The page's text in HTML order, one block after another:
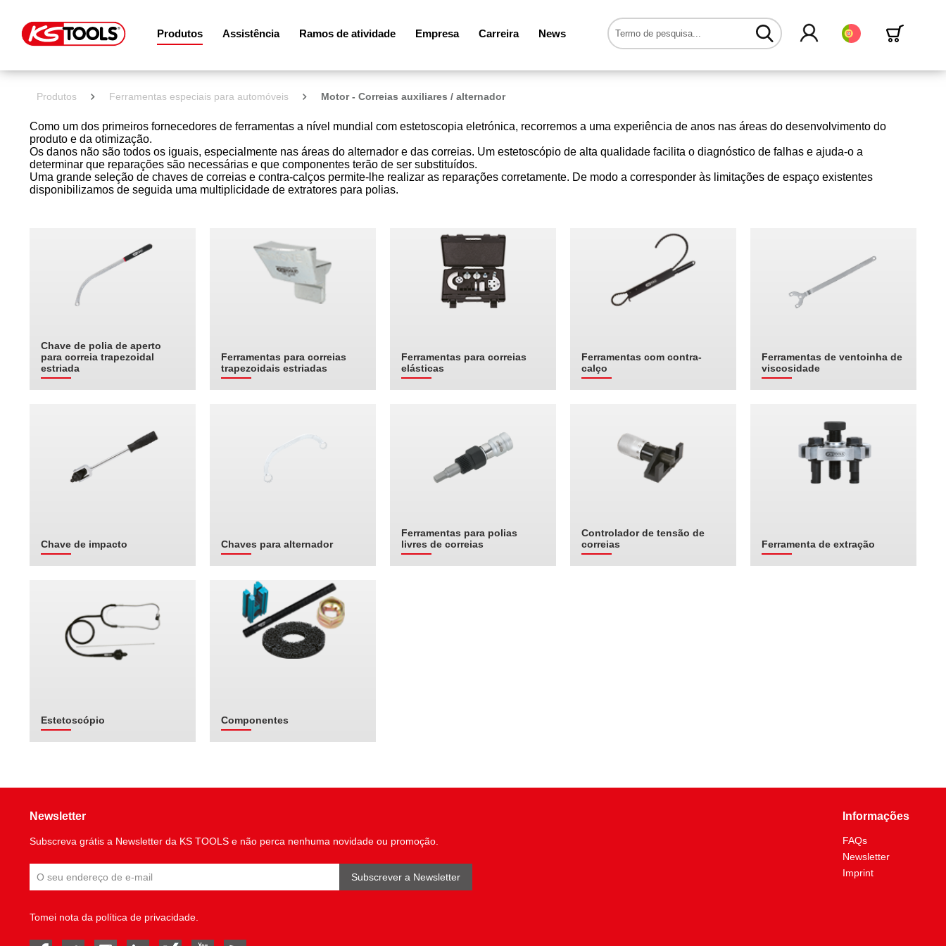
Produtos Assistência Ramos de atividade Empresa Carreira News Português
Produtos Ferramentas especiais para automóveis Motor - Correias auxiliares / alternador
Como um dos primeiros fornecedores de ferramentas a nível mundial com estetoscopia eletrónica, recorremos a uma experiência de anos nas áreas do desenvolvimento do
produto e da otimização.
Os danos não são todos os iguais, especialmente nas áreas do alternador e das correias. Um estetoscópio de alta qualidade facilita o diagnóstico de falhas e ajuda-o a
determinar que reparações são necessárias e que componentes terão de ser substituídos.
Uma grande seleção de chaves de correias e contra-calços permite-lhe realizar as reparações corretamente. De modo a corresponder às limitações de espaço existentes
disponibilizamos de seguida uma multiplicidade de extratores para polias.
Chave de polia de aperto
para correia trapezoidal
estriada
Ferramentas para correias
trapezoidais estriadas
Ferramentas para correias
elásticas
Ferramentas com contra-
calço
Ferramentas de ventoinha de
viscosidade
Chave de impacto Chaves para alternador
Ferramentas para polias
livres de correias
Controlador de tensão de
correias
Ferramenta de extração
Estetoscópio Componentes
Newsletter
Subscreva grátis a Newsletter da KS TOOLS e não perca nenhuma novidade ou promoção.
Subscrever a Newsletter
Tomei nota da política de privacidade
Informações
FAQs
Newsletter
Imprint